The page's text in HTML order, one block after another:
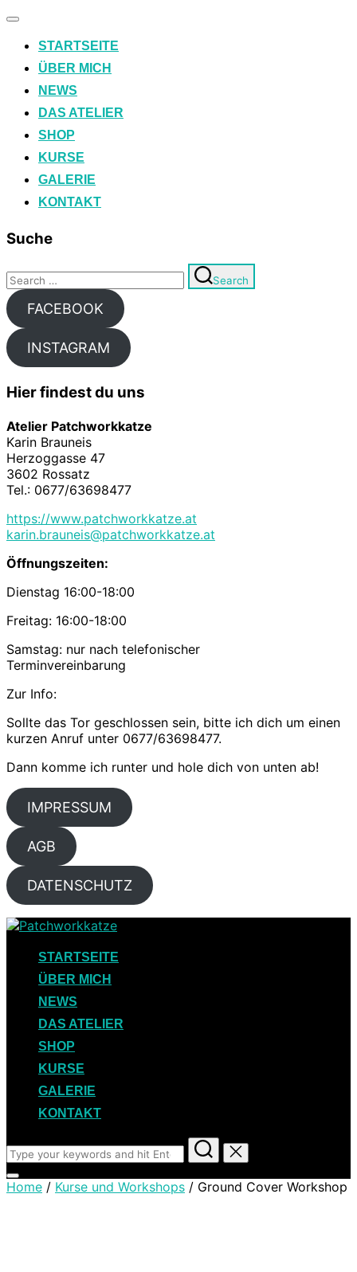
Toggle
STARTSEITE
ÜBER MICH
NEWS
DAS ATELIER
SHOP
KURSE
GALERIE
KONTAKT
Suche
Search
for:
Search
FACEBOOK
INSTAGRAM
Hier findest du uns
Atelier Patchworkkatze
Karin Brauneis
Herzoggasse 47
3602 Rossatz
Tel.: 0677/63698477
https://www.patchworkkatze.at
karin.brauneis@patchworkkatze.at
Öffnungszeiten:
Dienstag 16:00-18:00
Freitag: 16:00-18:00
Samstag: nur nach telefonischer
Terminvereinbarung
Zur Info:
Sollte das Tor geschlossen sein, bitte ich dich um einen
kurzen Anruf unter 0677/63698477.
Dann komme ich runter und hole dich von unten ab!
IMPRESSUM
AGB
DATENSCHUTZ
Skip
contentSTARTSEITE
ÜBER MICH
NEWS
DAS ATELIER
SHOP
KURSE
GALERIE
KONTAKT
Search
for:
Toggle
sidebar
Home / Kurse und Workshops / Ground Cover Workshop